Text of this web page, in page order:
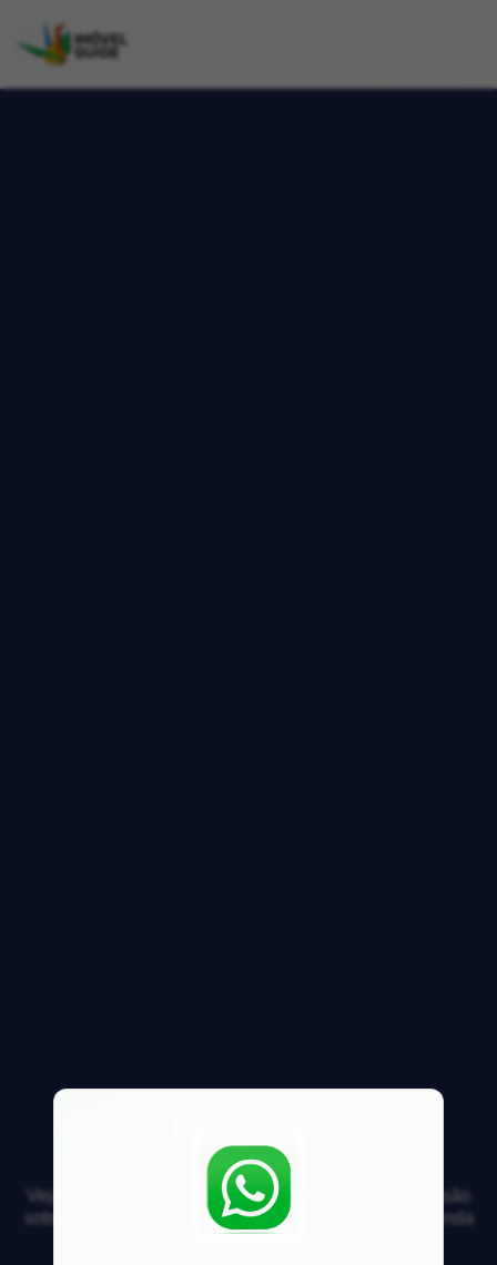
Veja respostas de especialistas e participe da discussão
sobre mercado imobiliário, financiamento, compra, venda
e locação de imóveis